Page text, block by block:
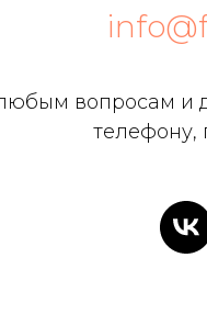
вопросам и
телефону,